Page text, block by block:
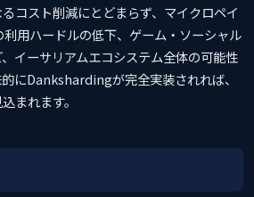
コスト削減にとどまらず、マイクロペイ
用ハードルの低下、ゲーム・ソーシャル
イーサリアムエコシステム全体の可能性
にDankshardingが完全実装されれば、
まれます。